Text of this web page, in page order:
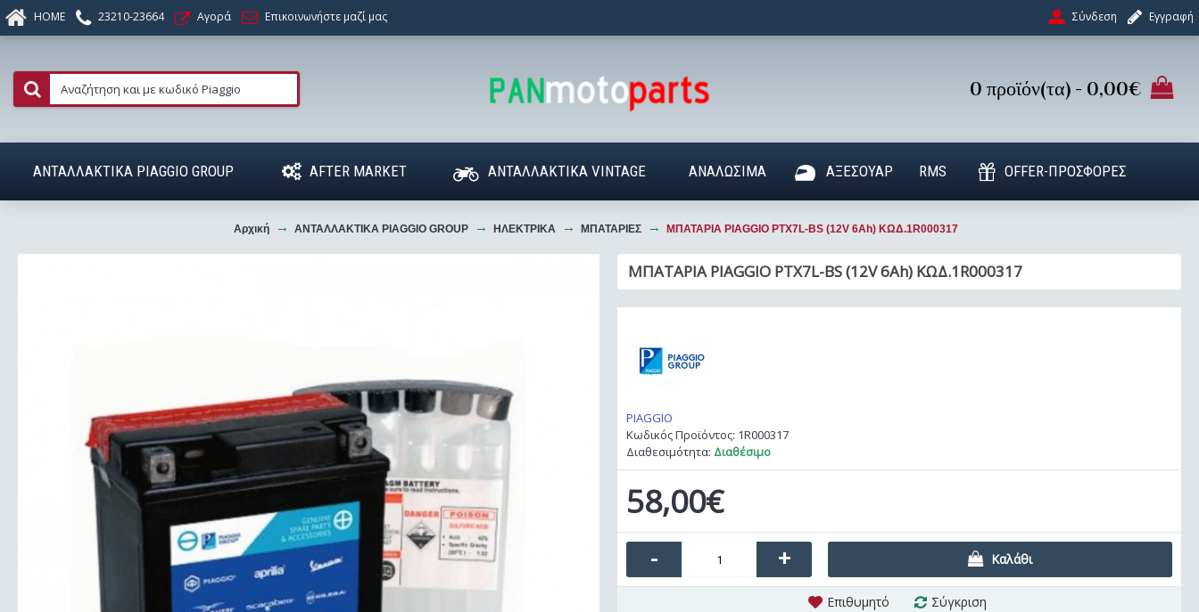
HOME 23210-23664 Αγορά Επικοινωνήστε μαζί μας Σύνδεση Εγγραφή
0 προϊόν(τα) - 0,00€
ΑΝΤΑΛΛΑΚΤΙΚΑ PIAGGIO GROUP AFTER MARKET ΑΝΤΑΛΛΑΚΤΙΚΑ VINTAGE ΑΝΑΛΩΣΙΜΑ ΑΞΕΣΟΥΑΡ RMS OFFER-ΠΡΟΣΦΟΡΕΣ
Αρχική ΑΝΤΑΛΛΑΚΤΙΚΑ PIAGGIO GROUP ΗΛΕΚΤΡΙΚΑ ΜΠΑΤΑΡΙΕΣ ΜΠΑΤΑΡΙΑ PIAGGIO PTX7L-BS (12V 6Ah) ΚΩΔ.1R000317
ΜΠΑΤΑΡΙΑ PIAGGIO PTX7L-BS (12V 6Ah) ΚΩΔ.1R000317
PIAGGIO
Κωδικός Προϊόντος: 1R000317
Διαθεσιμότητα: Διαθέσιμο
58,00€
- + Καλάθι
Επιθυμητό Σύγκριση